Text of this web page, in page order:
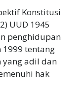
Konstitusi
UUD 1945
penghidupan
1999 tentang
yang adil dan
hak